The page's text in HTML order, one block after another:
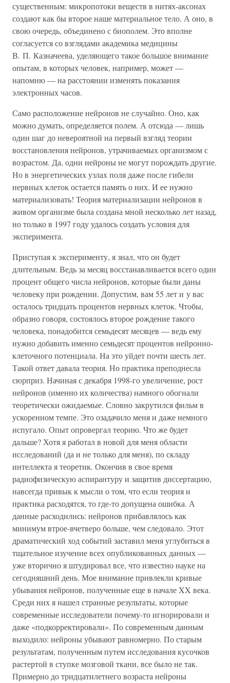
существенным: микропотоки веществ в нитях-аксонах
создают как бы второе наше материальное тело. А оно, в
свою очередь, объединено с биополем. Это вполне
согласуется со взглядами академика медицины
В. П. Казначеева, уделяющего такое большое внимание
опытам, в которых человек, например, может —
напомню — на расстоянии изменять показания
электронных часов.
Само расположение нейронов не случайно. Оно, как
можно думать, определяется полем. А отсюда — лишь
один шаг до невероятной на первый взгляд теории
восстановления нейронов, утрачиваемых организмом с
возрастом. Да, одни нейроны не могут порождать другие.
Но в энергетических узлах поля даже после гибели
нервных клеток остается память о них. И ее нужно
материализовать! Теория материализации нейронов в
живом организме была создана мной несколько лет назад,
но только в 1997 году удалось создать условия для
эксперимента.
Приступая к эксперименту, я знал, что он будет
длительным. Ведь за месяц восстанавливается всего один
процент общего числа нейронов, которые были даны
человеку при рождении. Допустим, вам 55 лет и у вас
осталось тридцать процентов нервных клеток. Чтобы,
образно говоря, состоялось второе рождение такого
человека, понадобится семьдесят месяцев — ведь ему
нужно добавить именно семьдесят процентов нейронно-
клеточного потенциала. На это уйдет почти шесть лет.
Такой ответ давала теория. Но практика преподнесла
сюрприз. Начиная с декабря 1998-го увеличение, рост
нейронов (именно их количества) намного обогнали
теоретически ожидаемые. Словно закрутился фильм в
ускоренном темпе. Это озадачило меня и даже немного
испугало. Опыт опровергал теорию. Что же будет
дальше? Хотя я работал в новой для меня области
исследований (да и не только для меня), по складу
интеллекта я теоретик. Окончив в свое время
радиофизическую аспирантуру и защитив диссертацию,
навсегда привык к мысли о том, что если теория и
практика расходятся, то где-то допущена ошибка. А
данные расходились: нейронов прибавлялось как
минимум втрое-вчетверо больше, чем следовало. Этот
драматический ход событий заставил меня углубиться в
тщательное изучение всех опубликованных данных —
уже вторично я штудировал все, что известно науке на
сегодняшний день. Мое внимание привлекли кривые
убывания нейронов, полученные еще в начале XX века.
Среди них я нашел странные результаты, которые
современные исследователи почему-то игнорировали и
даже «подкорректировали». По современным данным
выходило: нейроны убывают равномерно. По старым
результатам, полученным путем исследования кусочков
растертой в ступке мозговой ткани, все было не так.
Примерно до тридцатилетнего возраста нейроны